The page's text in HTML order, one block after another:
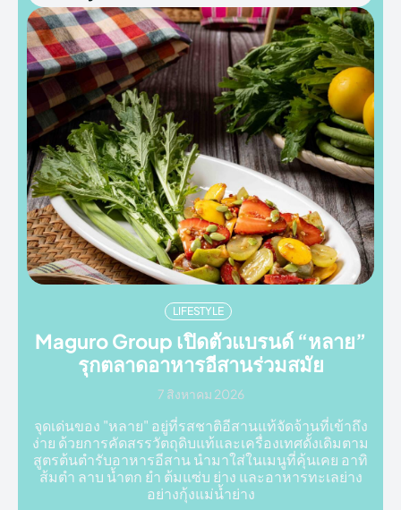
LIFESTYLE
Maguro Group เปิดตัวแบรนด์ “หลาย”
รุกตลาดอาหารอีสานร่วมสมัย
7 สิงหาคม 2026
จุดเด่นของ "หลาย" อยู่ที่รสชาติอีสานแท้จัดจ้านที่เข้าถึง
ง่าย ด้วยการคัดสรรวัตถุดิบแท้และเครื่องเทศดั้งเดิมตาม
สูตรต้นตำรับอาหารอีสาน นำมาใส่ในเมนูที่คุ้นเคย อาทิ
ส้มตำ ลาบ น้ำตก ยำ ต้มแซ่บ ย่าง และอาหารทะเลย่าง
อย่างกุ้งแม่น้ำย่าง